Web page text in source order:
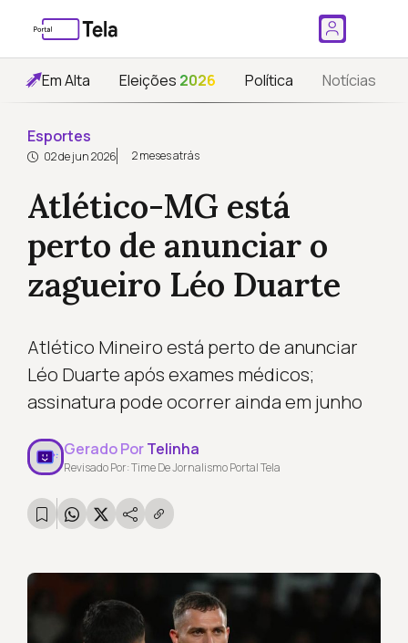
Em Alta Eleições 2026 Política Notícias
Esportes
02 de jun 2026 2 meses atrás
Atlético-MG está
perto de anunciar o
zagueiro Léo Duarte
Atlético Mineiro está perto de anunciar
Léo Duarte após exames médicos;
assinatura pode ocorrer ainda em junho
Gerado PorTelinha
Revisado Por: Time De Jornalismo Portal Tela